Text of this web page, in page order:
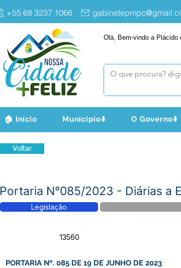
+55 68 3237 1066
Olá, Bem-vindo a Plácido
🏠 Início Município⬇️ O Governo⬇️
Voltar
Portaria N°085/2023 - Diárias a
Legislação
13560
PORTARIA Nº. 085 DE 19 DE JUNHO DE 2023